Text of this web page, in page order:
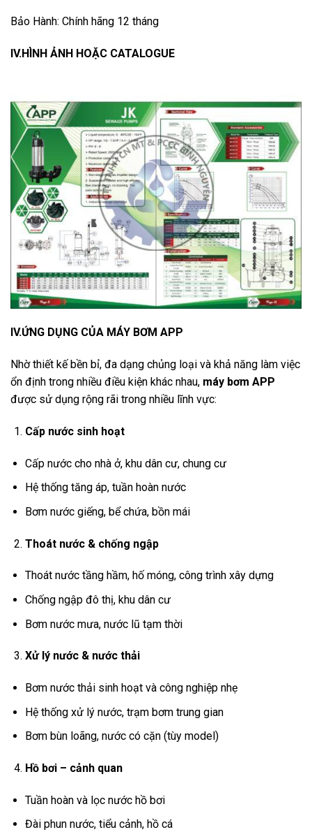
Bảo Hành: Chính hãng 12 tháng
IV.HÌNH ẢNH HOẶC CATALOGUE
IV.ỨNG DỤNG CỦA MÁY BƠM APP
Nhờ thiết kế bền bỉ, đa dạng chủng loại và khả năng làm việc
ổn định trong nhiều điều kiện khác nhau, máy bơm APP
được sử dụng rộng rãi trong nhiều lĩnh vực:
Cấp nước sinh hoạt
Cấp nước cho nhà ở, khu dân cư, chung cư
Hệ thống tăng áp, tuần hoàn nước
Bơm nước giếng, bể chứa, bồn mái
Thoát nước & chống ngập
Thoát nước tầng hầm, hố móng, công trình xây dựng
Chống ngập đô thị, khu dân cư
Bơm nước mưa, nước lũ tạm thời
Xử lý nước & nước thải
Bơm nước thải sinh hoạt và công nghiệp nhẹ
Hệ thống xử lý nước, trạm bơm trung gian
Bơm bùn loãng, nước có cặn (tùy model)
Hồ bơi – cảnh quan
Tuần hoàn và lọc nước hồ bơi
Đài phun nước, tiểu cảnh, hồ cá